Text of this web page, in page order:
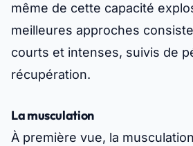
même de cette capacité
meilleures approches
courts et intenses, suivis de
récupération.
La musculation
À première vue, la